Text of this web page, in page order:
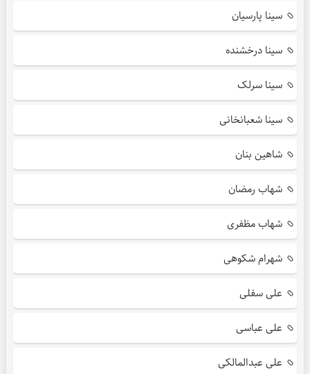
سینا پارسیان
سینا درخشنده
سینا سرلک
سینا شعبانخانی
شاهین بنان
شهاب رمضان
شهاب مظفری
شهرام شکوهی
علی سفلی
علی عباسی
علی عبدالمالکی